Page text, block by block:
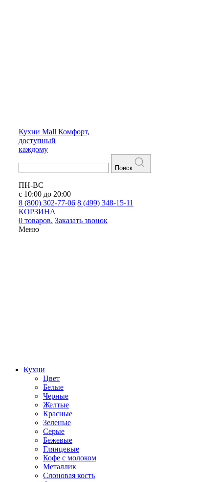
Кухни Mall Комфорт,
доступный
каждому
Поиск
ПН-ВС
с 10:00 до 20:00
8 (800) 302-77-06 8 (499) 348-15-11
КОРЗИНА
0 товаров. Заказать звонок
Меню
Кухни
Цвет
Белые
Черные
Желтые
Красные
Зеленые
Серые
Бежевые
Глянцевые
Кофе с молоком
Металлик
Слоновая кость